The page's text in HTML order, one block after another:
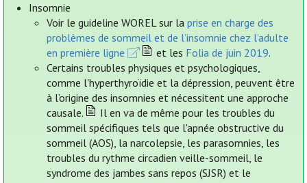
Insomnie
Voir le guideline WOREL sur laprise en charge des
problèmes de sommeil et de l’insomnie chez l’adulte
en première ligne
et les Folia de juin 2019.
Certains troubles physiques et psychologiques,
comme l'hyperthyroïdie et la dépression, peuvent être
à l’origine des insomnies et nécessitent une approche
causale.
Il en va de même pour les troubles du
sommeil spécifiques tels que l'apnée obstructive du
sommeil (AOS), la narcolepsie, les parasomnies, les
troubles du rythme circadien veille-sommeil, le
syndrome des jambes sans repos (SJSR) et le